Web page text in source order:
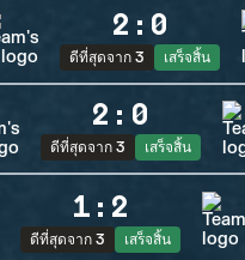
2 : 0
ดีที่สุดจาก 3 เสร็จสิ้น
2 : 0
ดีที่สุดจาก 3 เสร็จสิ้น
1 : 2
ดีที่สุดจาก 3 เสร็จสิ้น